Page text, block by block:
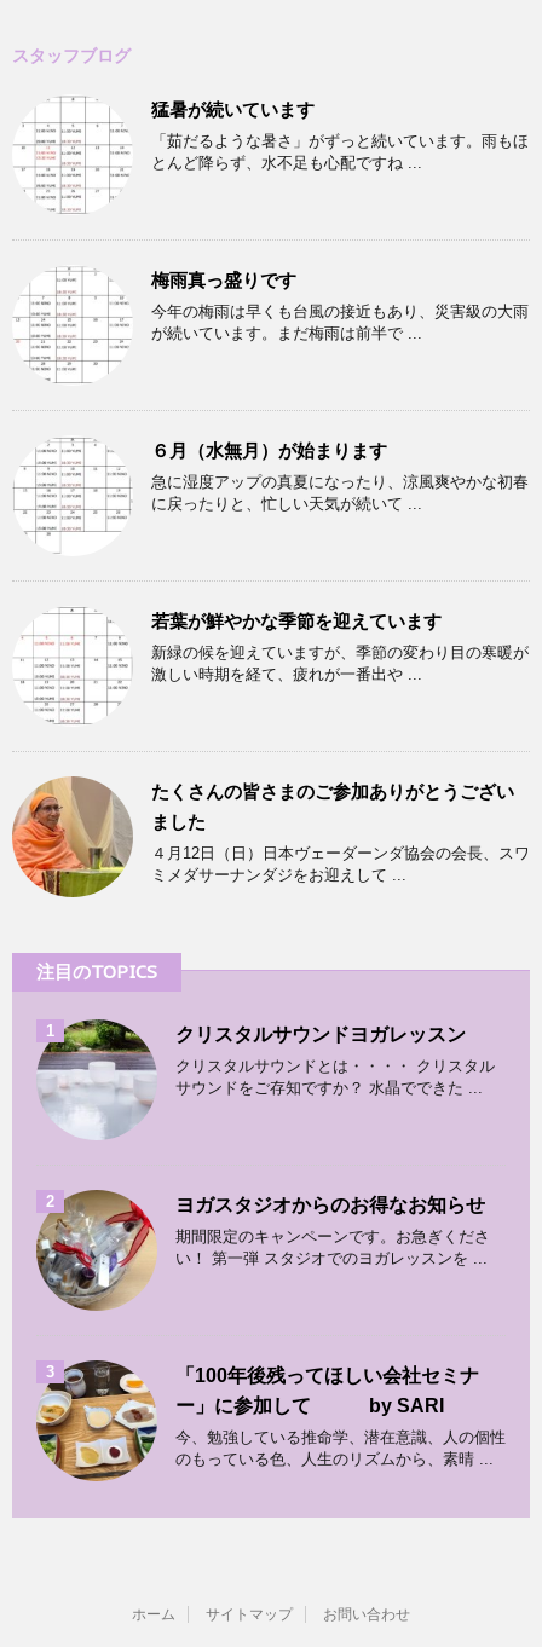
スタッフブログ
猛暑が続いています
「茹だるような暑さ」がずっと続いています。雨もほ
とんど降らず、水不足も心配ですね ...
梅雨真っ盛りです
今年の梅雨は早くも台風の接近もあり、災害級の大雨
が続いています。まだ梅雨は前半で ...
６月（水無月）が始まります
急に湿度アップの真夏になったり、涼風爽やかな初春
に戻ったりと、忙しい天気が続いて ...
若葉が鮮やかな季節を迎えています
新緑の候を迎えていますが、季節の変わり目の寒暖が
激しい時期を経て、疲れが一番出や ...
たくさんの皆さまのご参加ありがとうござい
ました
４月12日（日）日本ヴェーダーンダ協会の会長、スワ
ミメダサーナンダジをお迎えして ...
注目のTOPICS
1 クリスタルサウンドヨガレッスン
クリスタルサウンドとは・・・・ クリスタル
サウンドをご存知ですか？ 水晶でできた ...
2 ヨガスタジオからのお得なお知らせ
期間限定のキャンペーンです。お急ぎくださ
い！ 第一弾 スタジオでのヨガレッスンを ...
3
「100年後残ってほしい会社セミナ
ー」に参加して by SARI
今、勉強している推命学、潜在意識、人の個性
のもっている色、人生のリズムから、素晴 ...
ホーム サイトマップ お問い合わせ